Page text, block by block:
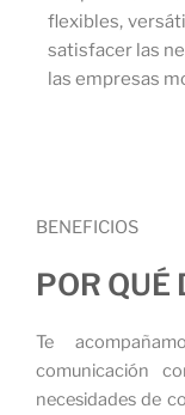
flexibles,
satisfacer las
las empresas
BENEFICIOS
POR QUÉ
Te
comunicación
necesidades de